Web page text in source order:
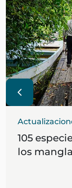
105
los